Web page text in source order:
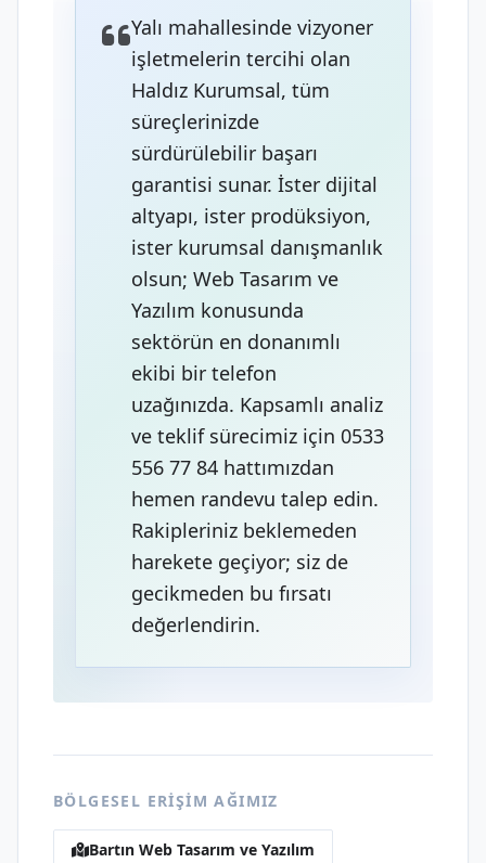
Yalı mahallesinde vizyoner
işletmelerin tercihi olan
Haldız Kurumsal, tüm
süreçlerinizde
sürdürülebilir başarı
garantisi sunar. İster dijital
altyapı, ister prodüksiyon,
ister kurumsal danışmanlık
olsun; Web Tasarım ve
Yazılım konusunda
sektörün en donanımlı
ekibi bir telefon
uzağınızda. Kapsamlı analiz
ve teklif sürecimiz için 0533
556 77 84 hattımızdan
hemen randevu talep edin.
Rakipleriniz beklemeden
harekete geçiyor; siz de
gecikmeden bu fırsatı
değerlendirin.
BÖLGESEL ERIŞIM AĞIMIZ
Bartın Web Tasarım ve Yazılım